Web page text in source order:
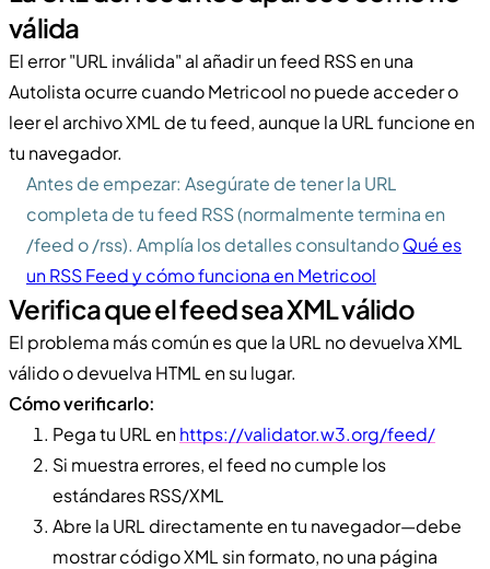
válida
El error "URL inválida" al añadir un feed RSS en una
Autolista ocurre cuando Metricool no puede acceder o
leer el archivo XML de tu feed, aunque la URL funcione en
tu navegador.
Antes de empezar: Asegúrate de tener la URL
completa de tu feed RSS (normalmente termina en
/feed o /rss). Amplía los detalles consultandoQué es
un RSS Feed y cómo funciona en Metricool
Verifica que el feed sea XML válido
El problema más común es que la URL no devuelva XML
válido o devuelva HTML en su lugar.
Cómo verificarlo:
Pega tu URL enhttps://validator.w3.org/feed/
Si muestra errores, el feed no cumple los
estándares RSS/XML
Abre la URL directamente en tu navegador—debe
mostrar código XML sin formato, no una página